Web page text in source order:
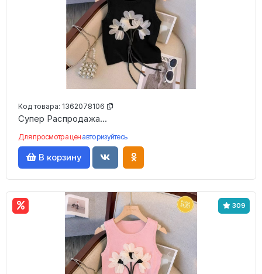
Код товара: 1362078106
Супер Распродажа...
Для просмотра цен авторизуйтесь
В корзину
309